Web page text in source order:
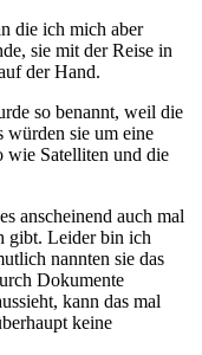
die ich mich aber
sie mit der Reise in
der Hand.
so benannt, weil die
würden sie um eine
wie Satelliten und die
anscheinend auch mal
gibt. Leider bin ich
nannten sie das
Dokumente
kann das mal
keine